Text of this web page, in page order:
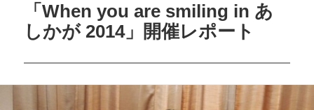
「When you are smiling in あ
しかが 2014」開催レポート